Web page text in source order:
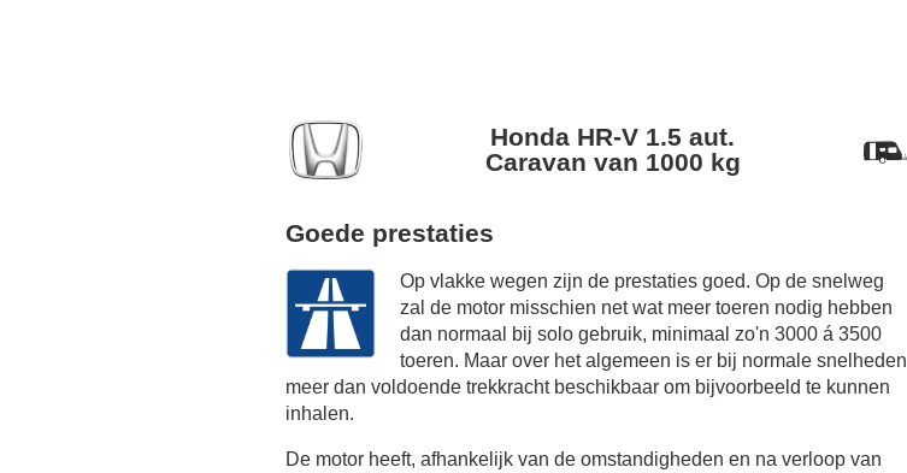
Honda HR-V 1.5 aut.
Caravan van 1000 kg
Goede prestaties
Op vlakke wegen zijn de prestaties goed. Op de snelweg
zal de motor misschien net wat meer toeren nodig hebben
dan normaal bij solo gebruik, minimaal zo'n 3000 á 3500
toeren. Maar over het algemeen is er bij normale snelheden
meer dan voldoende trekkracht beschikbaar om bijvoorbeeld te kunnen
inhalen.
De motor heeft, afhankelijk van de omstandigheden en na verloop van